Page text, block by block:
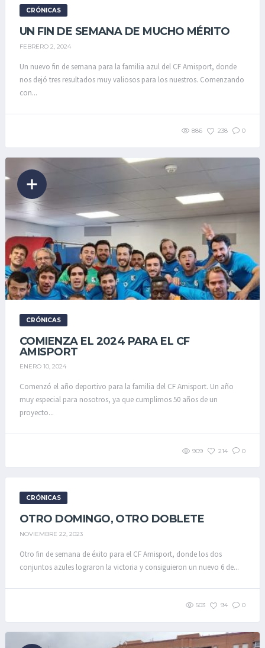
CRÓNICAS
UN FIN DE SEMANA DE MUCHO MÉRITO
FEBRERO 2, 2024
Un nuevo fin de semana para la familia azul del CF Amisport, donde
nos dejó tres resultados muy valiosos para los nuestros. Comenzando
con...
886 238 0
CRÓNICAS
COMIENZA EL 2024 PARA EL CF
AMISPORT
ENERO 10, 2024
Comenzó el año deportivo para la familia del CF Amisport. Un año
muy especial para nosotros, ya que cumplimos 50 años de un
proyecto...
909 214 0
CRÓNICAS
OTRO DOMINGO, OTRO DOBLETE
NOVIEMBRE 22, 2023
Otro fin de semana de éxito para el CF Amisport, donde los dos
conjuntos azules lograron la victoria y consiguieron un nuevo 6 de...
503 94 0